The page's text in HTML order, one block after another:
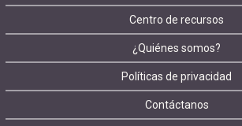
menu
Centro de recursos
¿Quiénes somos?
Políticas de privacidad
Contáctanos